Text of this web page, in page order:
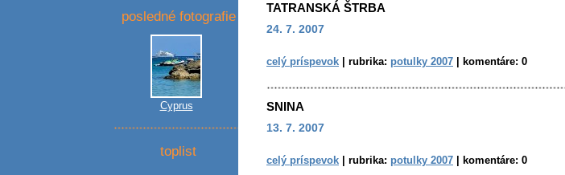
TATRANSKÁ ŠTRBA
24. 7. 2007
celý príspevok rubrika: potulky 2007 komentáre: 0
SNINA
13. 7. 2007
celý príspevok rubrika: potulky 2007 komentáre: 0
posledné fotografie
Cyprus
toplist